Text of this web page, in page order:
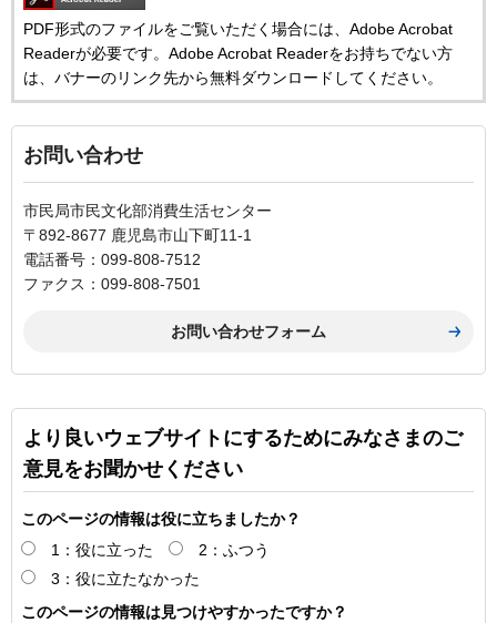
PDF形式のファイルをご覧いただく場合には、Adobe Acrobat
Readerが必要です。Adobe Acrobat Readerをお持ちでない方
は、バナーのリンク先から無料ダウンロードしてください。
お問い合わせ
市民局市民文化部消費生活センター
〒892-8677 鹿児島市山下町11-1
電話番号：099-808-7512
ファクス：099-808-7501
より良いウェブサイトにするためにみなさまのご
意見をお聞かせください
このページの情報は役に立ちましたか？
1：役に立った
2：ふつう
3：役に立たなかった
このページの情報は見つけやすかったですか？